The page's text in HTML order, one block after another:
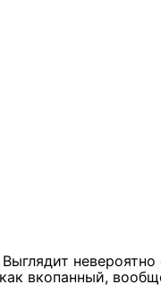
невероятно
вкопанный,